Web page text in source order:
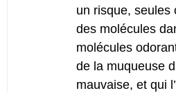
un risque, seules
des molécules
molécules
de la muqueuse
mauvaise, et qui